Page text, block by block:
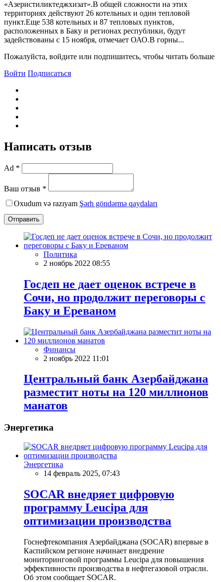
«Азеристиликтеджхизат».В общей сложности на этих
территориях действуют 26 котельных и один тепловой
пункт.Еще 538 котельных и 87 тепловых пунктов,
расположенных в Баку и регионах республики, будут
задействованы с 15 ноября, отмечает ОАО.В горны...
Пожалуйста, войдите или подпишитесь, чтобы читать больше
Войти Подписаться
Написать отзыв
Ad *
Ваш отзыв *
Oxudum və razıyam Şərh göndərmə qaydaları
Отправить
Политика
2 ноябрь 2022 08:55
Госдеп не дает оценок встрече в
Сочи, но продолжит переговоры с
Баку и Ереваном
Финансы
2 ноябрь 2022 11:01
Центральный банк Азербайджана
разместит ноты на 120 миллионов
манатов
Энергетика
Энергетика
14 февраль 2025, 07:43
SOCAR внедряет цифровую
программу Leucipa для
оптимизации производства
Госнефтекомпания Азербайджана (SOCAR) впервые в
Каспийском регионе начинает внедрение
мониторинговой программы Leucipa для повышения
эффективности производства в нефтегазовой отрасли.
Об этом сообщает SOCAR.